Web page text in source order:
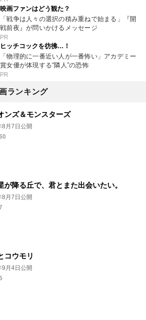
映画ファンはどう観た？
「戦争は人々の選択の積み重ねで始まる」『開
戦前夜』が問いかけるメッセージ
PR
ヒッチコックを彷彿…！
「物理的に一番近い人が一番怖い」アカデミー
賞女優が体現する“隣人”の恐怖
PR
ランキング
ンズ＆モンスターズ
月7日公開
が降る丘で、君とまた出会いたい。
月7日公開
コウモリ
月4日公開